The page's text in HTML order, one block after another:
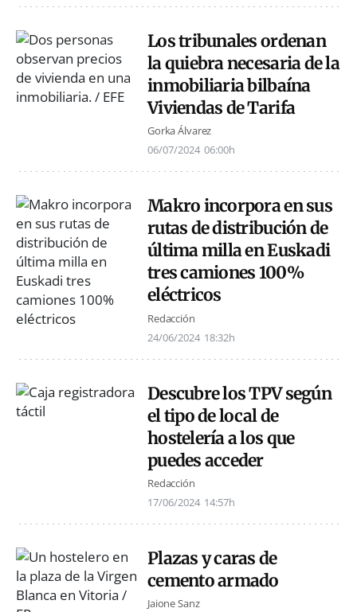
Los tribunales ordenan
la quiebra necesaria de la
inmobiliaria bilbaína
Viviendas de Tarifa
Gorka Álvarez
06/07/2024 06:00h
Makro incorpora en sus
rutas de distribución de
última milla en Euskadi
tres camiones 100%
eléctricos
Redacción
24/06/2024 18:32h
Descubre los TPV según
el tipo de local de
hostelería a los que
puedes acceder
Redacción
17/06/2024 14:57h
Plazas y caras de
cemento armado
Jaione Sanz